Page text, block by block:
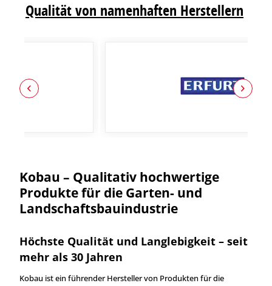
Qualität von namenhaften Herstellern
Kobau – Qualitativ hochwertige
Produkte für die Garten- und
Landschaftsbauindustrie
Höchste Qualität und Langlebigkeit – seit
mehr als 30 Jahren
Kobau ist ein führender Hersteller von Produkten für die